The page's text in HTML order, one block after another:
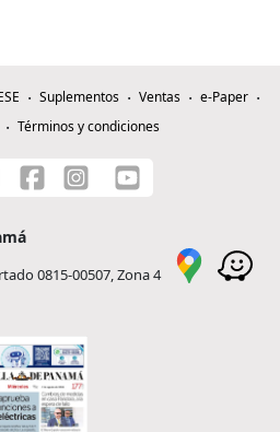
Suplementos Ventas
e-Paper
Términos y condiciones
0815-00507, Zona 4